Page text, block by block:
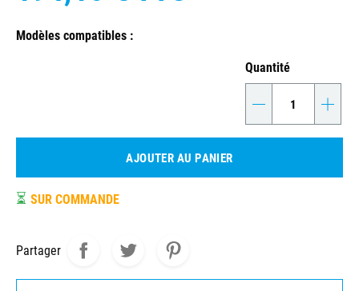
Modèles compatibles :
Quantité
- +
AJOUTER AU PANIER
⏳ SUR COMMANDE
Partager